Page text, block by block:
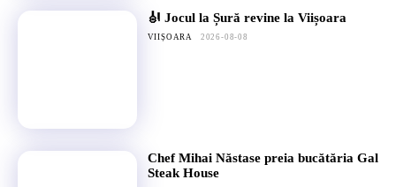
🎻 Jocul la Șură revine la Viișoara
VIIȘOARA 2026-08-08
Chef Mihai Năstase preia bucătăria Gal
Steak House